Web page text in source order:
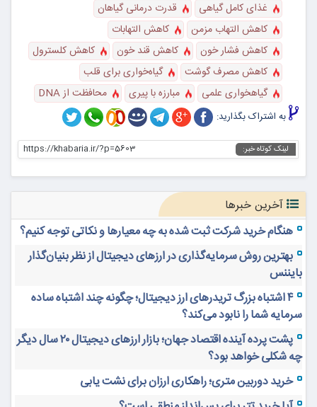
غذای کامل گیاهی
قدرت درمانی گیاهان
کاهش التهاب مزمن
کاهش التهابات
کاهش فشار خون
کاهش قند خون
کاهش کلسترول
کاهش مصرف گوشت
گیاه‌خواری برای قلب
گیاهخواری علمی
مبارزه با پیری محافظت از DNA
به اشتراک بگذارید:
لینک کوتاه خبر: https://khabaria.ir/?p=5603
آخرین خبرها
هنگام خرید شرکت ثبت شده به چه معیارها و نکاتی توجه کنیم؟
بهترین روش سرمایه‌گذاری در ارزهای دیجیتال از نظر بنیان‌گذار
بایننس
۴ اشتباه بزرگ تریدرهای ارز دیجیتال؛ چگونه چند اشتباه ساده
سرمایه شما را نابود می‌کند؟
پشت پرده آینده اقتصاد جهان؛ بازار ارزهای دیجیتال ۲۰ سال دیگر
چه شکلی خواهد بود؟
خرید دوربین متری؛ راهکاری ارزان برای نشت یابی